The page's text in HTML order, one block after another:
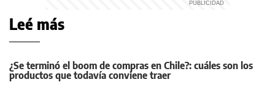
Leé más
¿Se terminó el boom de compras en Chile?: cuáles son los
productos que todavía conviene traer